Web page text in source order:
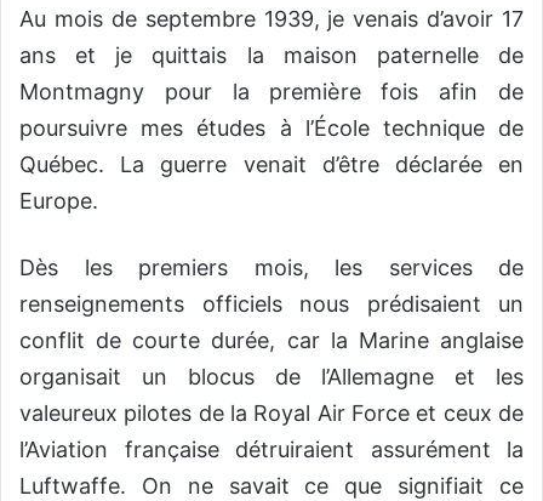
Au mois de septembre 1939, je venais d’avoir 17
ans et je quittais la maison paternelle de
Montmagny pour la première fois afin de
poursuivre mes études à l’École technique de
Québec. La guerre venait d’être déclarée en
Europe.
Dès les premiers mois, les services de
renseignements officiels nous prédisaient un
conflit de courte durée, car la Marine anglaise
organisait un blocus de l’Allemagne et les
valeureux pilotes de la Royal Air Force et ceux de
l’Aviation française détruiraient assurément la
Luftwaffe. On ne savait ce que signifiait ce